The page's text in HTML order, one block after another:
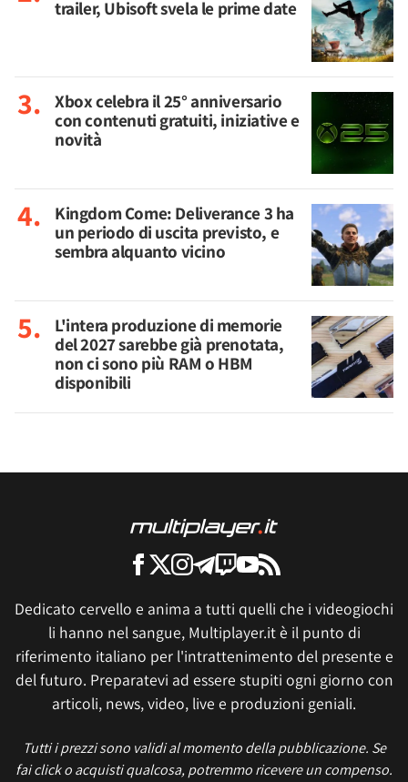
trailer, Ubisoft svela le prime date
Xbox celebra il 25° anniversario
con contenuti gratuiti, iniziative e
novità
Kingdom Come: Deliverance 3 ha
un periodo di uscita previsto, e
sembra alquanto vicino
L'intera produzione di memorie
del 2027 sarebbe già prenotata,
non ci sono più RAM o HBM
disponibili
Dedicato cervello e anima a tutti quelli che i videogiochi
li hanno nel sangue, Multiplayer.it è il punto di
riferimento italiano per l'intrattenimento del presente e
del futuro. Preparatevi ad essere stupiti ogni giorno con
articoli, news, video, live e produzioni geniali.
Tutti i prezzi sono validi al momento della pubblicazione. Se
fai click o acquisti qualcosa, potremmo ricevere un compenso.